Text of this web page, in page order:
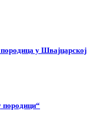
у Швајцарској
породици“